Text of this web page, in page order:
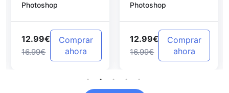
Photoshop
Photoshop
12.99€
16.99€
Comprar
ahora
Photoshop
12.99€
16.99€
Comprar
ahora